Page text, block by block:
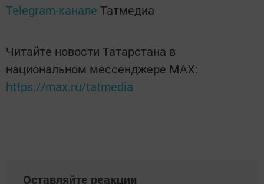
Telegram-канале Татмедиа
Читайте новости Татарстана в
национальном мессенджере MАХ:
https://max.ru/tatmedia
Оставляйте реакции